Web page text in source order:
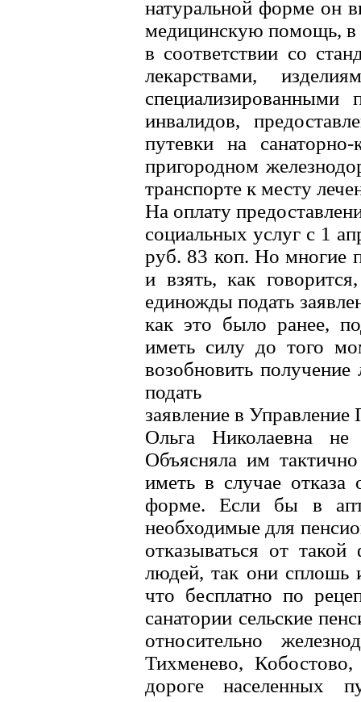
натуральной форме он
медицинскую помощь, в
в соответствии со
лекарствами,
специализированными
инвалидов,
путевки на
пригородном
транспорте к месту
На оплату
социальных услуг с 1
руб. 83 коп. Но многие
и взять, как
единожды подать
как это было ранее,
иметь силу до того
возобновить
подать
заявление в
Ольга Николаевна не
Объясняла им
иметь в случае отказа
форме. Если бы в
необходимые для
отказываться от
людей, так они сплошь
что бесплатно по
санатории сельские
относительно
Тихменево,
дороге населенных